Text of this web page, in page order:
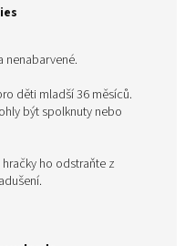
nenabarvené.
děti mladší 36 měsíců.
být spolknuty nebo
ho odstraňte z